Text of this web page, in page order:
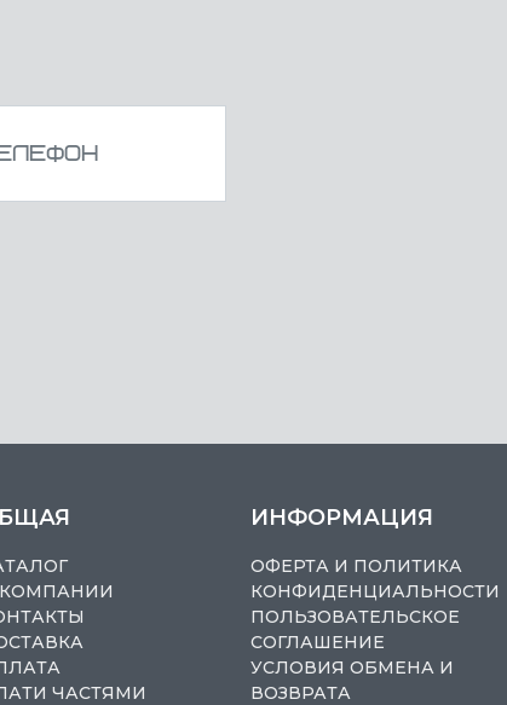
ЧАСТЯМИ
ИНФОРМАЦИЯ
ОФЕРТА И ПОЛИТИКА
КОНФИДЕНЦИАЛЬНОСТИ
ПОЛЬЗОВАТЕЛЬСКОЕ
СОГЛАШЕНИЕ
УСЛОВИЯ ОБМЕНА И
ВОЗВРАТА